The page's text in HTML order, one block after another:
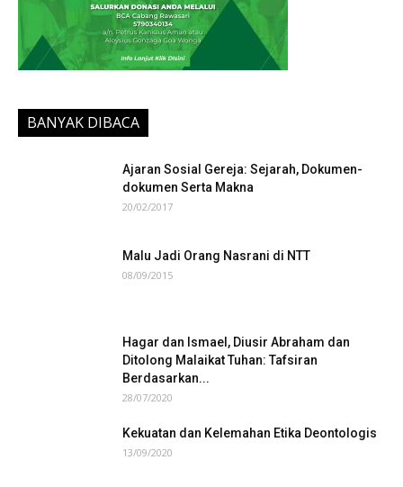
BANYAK DIBACA
Ajaran Sosial Gereja: Sejarah, Dokumen-
dokumen Serta Makna
20/02/2017
Malu Jadi Orang Nasrani di NTT
08/09/2015
Hagar dan Ismael, Diusir Abraham dan
Ditolong Malaikat Tuhan: Tafsiran
Berdasarkan...
28/07/2020
Kekuatan dan Kelemahan Etika Deontologis
13/09/2020